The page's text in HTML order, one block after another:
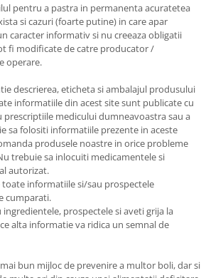
pentru a pastra in permanenta acuratetea
si cazuri (foarte putine) in care apar
caracter informativ si nu creeaza obligatii
fi modificate de catre producator /
operare.
descrierea, eticheta si ambalajul produsului
informatiile din acest site sunt publicate cu
medicului dumneavoastra sau a
sa folositi informatiile prezente in aceste
produsele noastre in orice probleme
trebuie sa inlocuiti medicamentele si
autorizat.
informatiile si/sau prospectele
cumparati.
prospectele si aveti grija la
alta informatie va ridica un semnal de
bun mijloc de prevenire a multor boli, dar si